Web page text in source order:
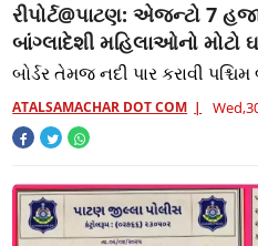
રીપોર્ટ@પાટણ: એજન્ટો 7
બાંગ્લાદેશી મહિલાઓનો મોટો
બોર્ડર તેમજ નદી પાર કરાવી
ATALSAMACHAR DOT COM